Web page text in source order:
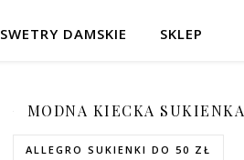
SWETRY DAMSKIE SKLEP
MODNA KIECKA SUKIENKA
ALLEGRO SUKIENKI DO 50 ZŁ